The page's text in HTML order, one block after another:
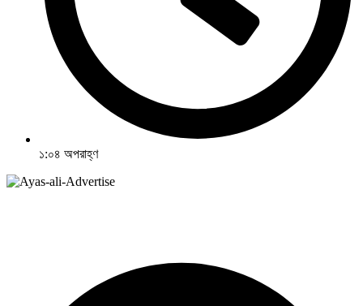
১:০৪ অপরাহ্ণ